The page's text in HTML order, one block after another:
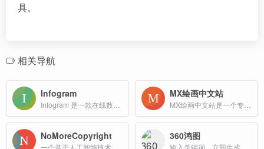
具。
相关导航
Infogram MX绘画中文站
NoMoreCopyright 360鸿图